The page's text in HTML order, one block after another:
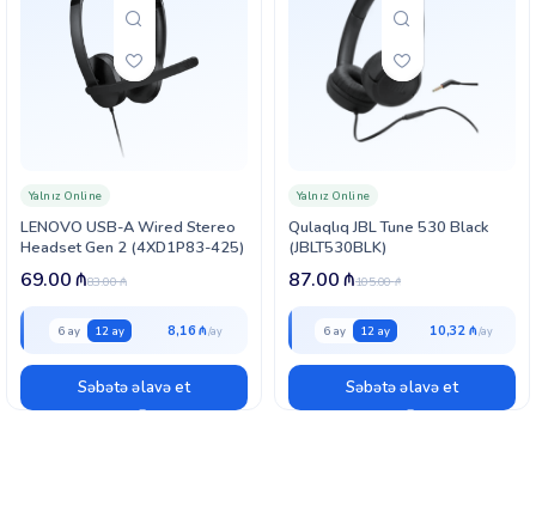
LENOVO USB-A Wired Stereo
Headset Gen 2 (4XD1P83-425)
Yalnız Online
83.00₼
69.00₼
6 ay 12 ay 8,16 ₼
Səbətə əlavə et
Qulaqlıq JBL Tune 530 Black
(JBLT530BLK)
Yalnız Online
105.00₼
87.00₼
6 ay 12 ay 10,32 ₼
Səbətə əlavə et